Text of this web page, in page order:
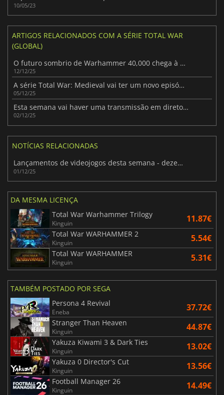
10/05/23
ARTIGOS RELACIONADOS COM A SÉRIE TOTAL WAR
(GLOBAL)
O futuro sombrio de Warhammer 40,000 chega à série Total War
12/12/25
A série Total War: Medieval vai ter um novo episódio
05/12/25
Esta semana vai haver uma transmissão em direto especial de Total War
02/12/25
NOTÍCIAS RELACIONADAS
Lançamentos de videojogos desta semana - dezembro de 2025 (Semana 49)
01/12/25
DA MESMA LICENÇA
Total War Warhammer Trilogy
Kinguin 11.87€
Total War WARHAMMER 2
Kinguin 5.54€
Total War WARHAMMER
Kinguin 5.31€
TAMBÉM POSTADO POR SEGA
Persona 4 Revival
Eneba 37.72€
Stranger Than Heaven
Kinguin 44.87€
Yakuza Kiwami 3 & Dark Ties
Kinguin 13.02€
Yakuza 0 Director's Cut
Kinguin 13.56€
Football Manager 26
Kinguin 14.49€